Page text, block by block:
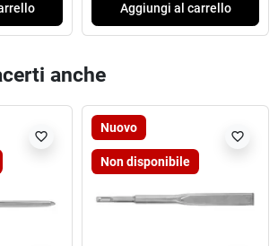
Aggiungi al carrello
anche
favorite_border
Nuovo
Non disponibile
favorite_border